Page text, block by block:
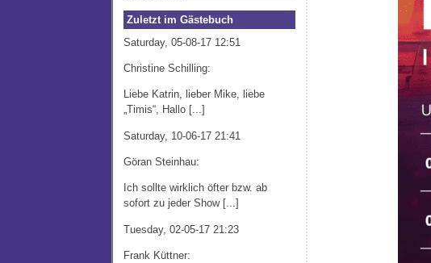
Zuletzt im Gästebuch
Saturday, 05-08-17 12:51
Christine Schilling:
Liebe Katrin, lieber Mike, liebe
„Timis“, Hallo [...]
Saturday, 10-06-17 21:41
Göran Steinhau:
Ich sollte wirklich öfter bzw. ab
sofort zu jeder Show [...]
Tuesday, 02-05-17 21:23
Frank Küttner: